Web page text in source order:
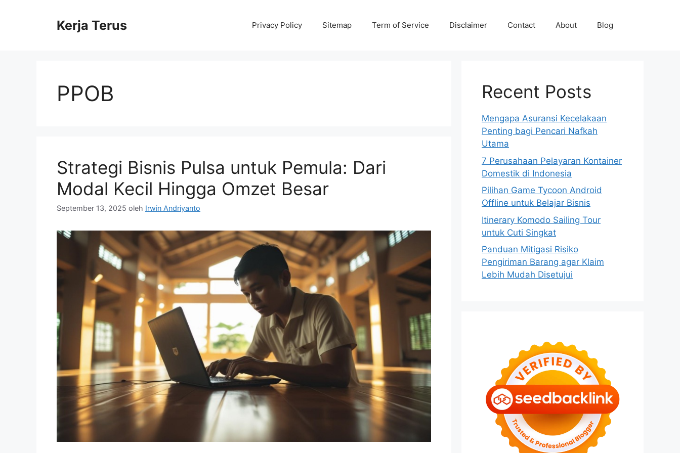
Kerja Terus Privacy Policy Sitemap Term of Service Disclaimer Contact About Blog
PPOB
Strategi Bisnis Pulsa untuk Pemula: Dari
Modal Kecil Hingga Omzet Besar
September 13, 2025 oleh Irwin Andriyanto
Recent Posts
Mengapa Asuransi Kecelakaan
Penting bagi Pencari Nafkah
Utama
7 Perusahaan Pelayaran Kontainer
Domestik di Indonesia
Pilihan Game Tycoon Android
Offline untuk Belajar Bisnis
Itinerary Komodo Sailing Tour
untuk Cuti Singkat
Panduan Mitigasi Risiko
Pengiriman Barang agar Klaim
Lebih Mudah Disetujui